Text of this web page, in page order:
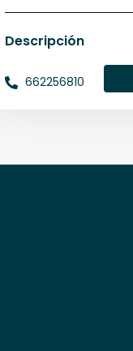
Descripción
662256810